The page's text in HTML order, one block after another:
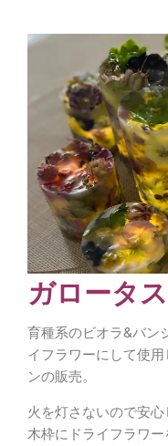
ガロータス
育種系のビオラ&バン
イフラワーにして使
ンの販売。
火を灯さないので安心
木枠にドライフラワ